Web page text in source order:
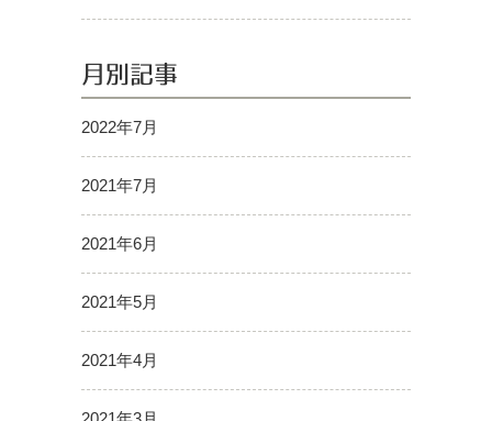
月別記事
2022年7月
2021年7月
2021年6月
2021年5月
2021年4月